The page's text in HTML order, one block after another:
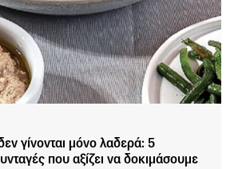
γίνονται μόνο λαδερά: 5
που αξίζει να δοκιμάσουμε